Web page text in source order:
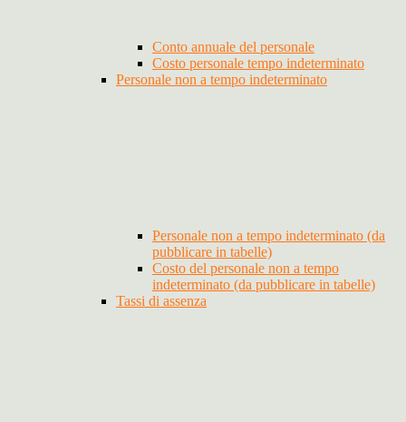
Conto annuale del personale
Costo personale tempo indeterminato
Personale non a tempo indeterminato
Personale non a tempo indeterminato (da
pubblicare in tabelle)
Costo del personale non a tempo
indeterminato (da pubblicare in tabelle)
Tassi di assenza